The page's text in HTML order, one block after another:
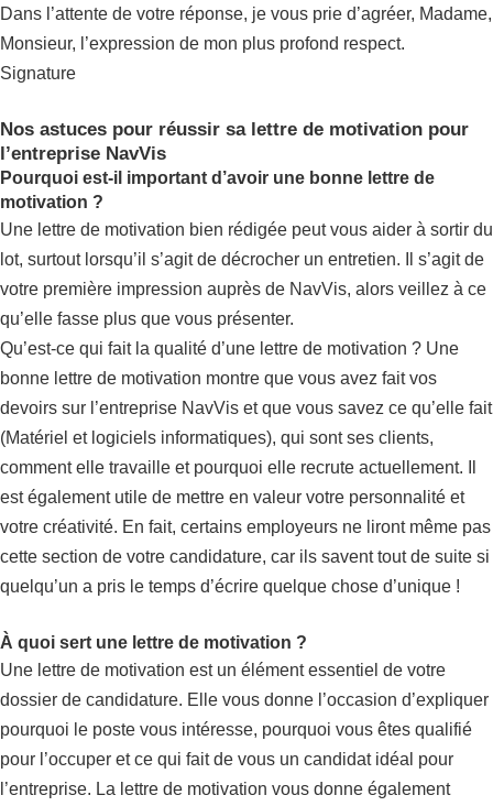
Dans l’attente de votre réponse, je vous prie d’agréer, Madame,
Monsieur, l’expression de mon plus profond respect.
Signature
Nos astuces pour réussir sa lettre de motivation pour
l’entreprise NavVis
Pourquoi est-il important d’avoir une bonne lettre de
motivation ?
Une lettre de motivation bien rédigée peut vous aider à sortir du
lot, surtout lorsqu’il s’agit de décrocher un entretien. Il s’agit de
votre première impression auprès de NavVis, alors veillez à ce
qu’elle fasse plus que vous présenter.
Qu’est-ce qui fait la qualité d’une lettre de motivation ? Une
bonne lettre de motivation montre que vous avez fait vos
devoirs sur l’entreprise NavVis et que vous savez ce qu’elle fait
(Matériel et logiciels informatiques), qui sont ses clients,
comment elle travaille et pourquoi elle recrute actuellement. Il
est également utile de mettre en valeur votre personnalité et
votre créativité. En fait, certains employeurs ne liront même pas
cette section de votre candidature, car ils savent tout de suite si
quelqu’un a pris le temps d’écrire quelque chose d’unique !
À quoi sert une lettre de motivation ?
Une lettre de motivation est un élément essentiel de votre
dossier de candidature. Elle vous donne l’occasion d’expliquer
pourquoi le poste vous intéresse, pourquoi vous êtes qualifié
pour l’occuper et ce qui fait de vous un candidat idéal pour
l’entreprise. La lettre de motivation vous donne également